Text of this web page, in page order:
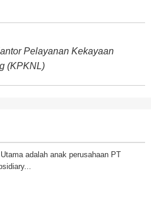
Pelayanan Kekayaan
(KPKNL)
adalah anak perusahaan PT